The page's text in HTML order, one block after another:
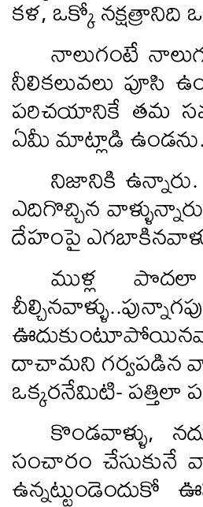
కళ, ఒక్కో
నాలుగంటే
నీలికలువలు పూసి
పరిచయానికే తమ
ఏమీ మాట్లాడి
నిజానికి
ఎదిగొచ్చిన
దేహంపై
ముళ్ల పొదలా
దాచామని గర్వపడిన
ఒక్కరనేమిటి- పత్తిలా
కొండవాళ్ళు,
సంచారం చేసుకునే